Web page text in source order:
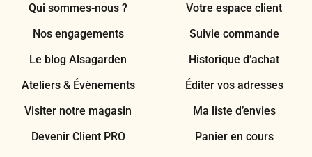
Qui sommes-nous ?
Nos engagements
Le blog Alsagarden
Ateliers & Évènements
Visiter notre magasin
Devenir Client PRO
Votre espace client
Suivie commande
Historique d’achat
Éditer vos adresses
Ma liste d’envies
Panier en cours